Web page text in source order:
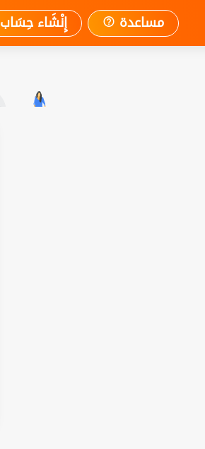
إِنْشَاء حِسَاب مساعدة